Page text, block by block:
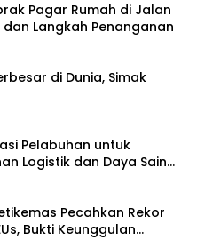
Pagar Rumah di Jalan
Langkah Penanganan
di Dunia, Simak
Pelabuhan untuk
Logistik dan Daya Saing
Pecahkan Rekor
Bukti Keunggulan